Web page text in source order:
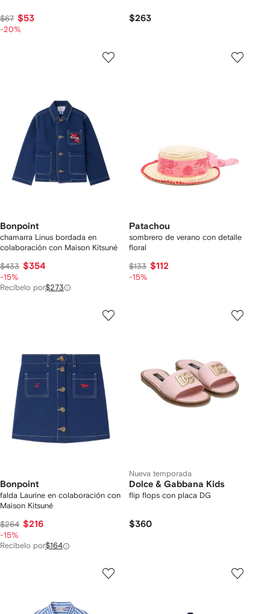
$67 $53
-20%
$263
Bonpoint
chamarra Linus bordada en
colaboración con Maison Kitsuné
$433 $354
-15%
Recíbelo por$273
Patachou
sombrero de verano con detalle
floral
$133 $112
-15%
Bonpoint
falda Laurine en colaboración con
Maison Kitsuné
$264 $216
-15%
Recíbelo por$164
Nueva temporada
Dolce & Gabbana Kids
flip flops con placa DG
$360